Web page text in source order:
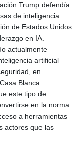
Trump defendía
de inteligencia
de Estados Unidos
en IA.
actualmente
artificial
en
Blanca.
este tipo de
en la norma
a herramientas
actores que las